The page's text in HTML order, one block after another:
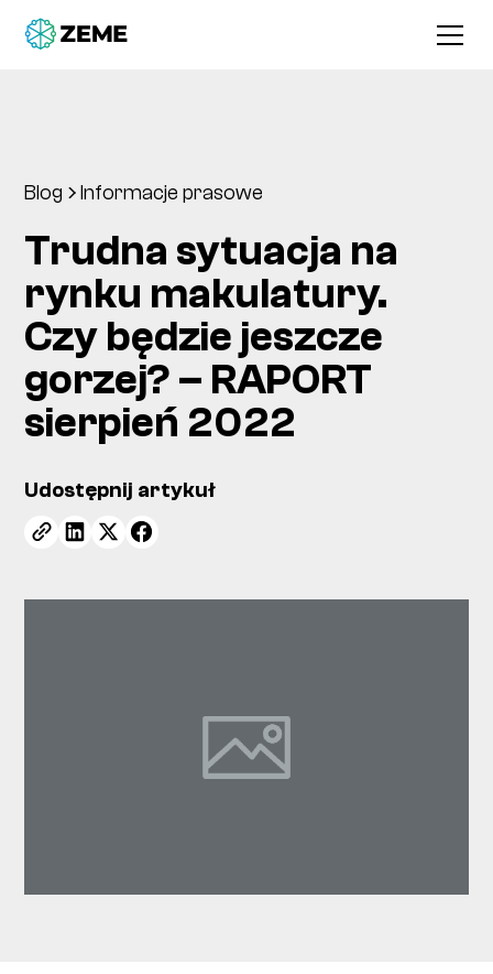
Blog Informacje prasowe
Trudna sytuacja na
rynku makulatury.
Czy będzie jeszcze
gorzej? – RAPORT
sierpień 2022
Udostępnij artykuł